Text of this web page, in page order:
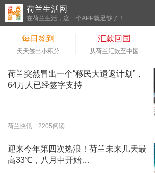
荷兰生活网
在荷兰生活，这一个APP就足够了！
每日签到
天天签出小积分
汇款回国
从荷兰汇款至中国
荷兰突然冒出一个“移民大遣返计划”，
64万人已经签字支持
荷兰快讯 2205阅读
迎来今年第四次热浪！荷兰未来几天最
高33℃，八月中开始…